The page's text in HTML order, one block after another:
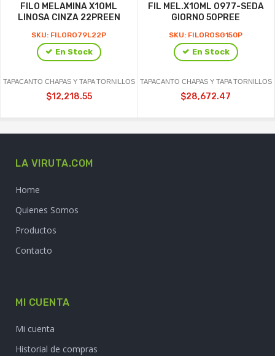
FILO MELAMINA X10ML
LINOSA CINZA 22PREEN
SKU: FILORO79L22P
En Stock
TAPACANTO CHAPAS Y TAPA TORNILLOS
$12,218.55
FIL MEL.X10ML 0977-SEDA
GIORNO 50PREE
SKU: FILOROSG150P
En Stock
TAPACANTO CHAPAS Y TAPA TORNILLOS
$28,672.47
LA VIRUTA.COM
Home
Quienes Somos
Productos
Contacto
MI CUENTA
Mi cuenta
Historial de compras